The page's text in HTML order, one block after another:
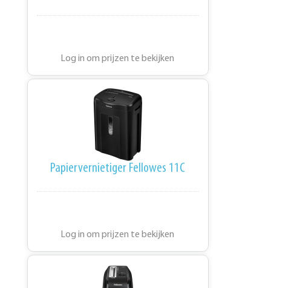
Log in om prijzen te bekijken
Papiervernietiger Fellowes 11C
Log in om prijzen te bekijken